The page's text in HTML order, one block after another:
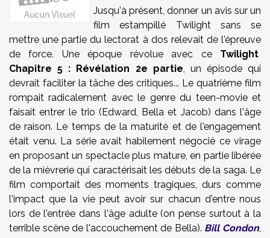
Jusqu'à présent, donner un avis sur un
film estampillé Twilight sans se
mettre une partie du lectorat à dos relevait de l'épreuve
de force. Une époque révolue avec ceTwilight
Chapitre 5 : Révélation 2e partie, un épisodequi
devrait faciliter la tâche des critiques... Le quatrième film
rompait radicalement avec le genre du teen-movie et
faisait entrer le trio (Edward, Bella et Jacob) dans l'âge
de raison. Le temps de la maturité et de l'engagement
était venu. La série avait habilement négocié ce virage
en proposant un spectacle plus mature, en partie libérée
de la mièvrerie qui caractérisait les débuts de la saga. Le
film comportait des moments tragiques, durs comme
l'impact que la vie peut avoir sur chacun d'entre nous
lors de l'entrée dans l'âge adulte (on pense surtout à la
terrible scène de l'accouchement de Bella). Bill Condon,